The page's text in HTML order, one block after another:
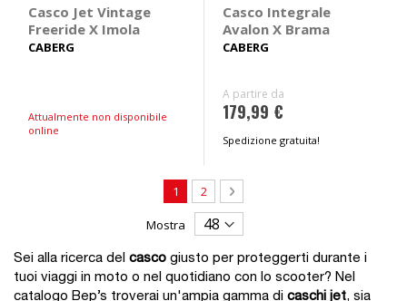
Casco Jet Vintage
Freeride X Imola
CABERG
Attualmente non disponibile
online
Casco Integrale
Avalon X Brama
CABERG
A partire da
179,99 €
Spedizione gratuita!
Pagina
Attualmente stai leggendo la pagina
1 Pagina
2 Pagina
Avanti
Mostra
Sei alla ricerca del casco giusto per proteggerti durante i
tuoi viaggi in moto o nel quotidiano con lo scooter? Nel
catalogo Bep’s troverai un'ampia gamma di caschi jet, sia